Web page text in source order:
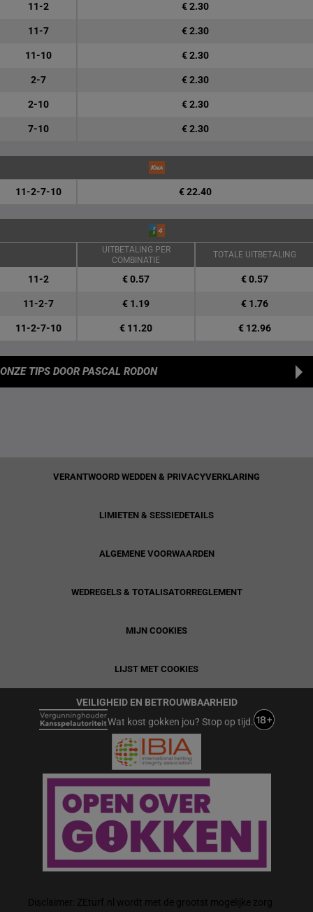
11-2 € 2.30
11-7 € 2.30
11-10 € 2.30
2-7 € 2.30
2-10 € 2.30
7-10 € 2.30
11-2-7-10 € 22.40
UITBETALING PER
COMBINATIE
TOTALE UITBETALING
11-2 € 0.57 € 0.57
11-2-7 € 1.19 € 1.76
11-2-7-10 € 11.20 € 12.96
ONZE TIPS DOOR PASCAL RODON
VERANTWOORD WEDDEN & PRIVACYVERKLARING
LIMIETEN & SESSIEDETAILS
ALGEMENE VOORWAARDEN
WEDREGELS & TOTALISATORREGLEMENT
MIJN COOKIES
LIJST MET COOKIES
VEILIGHEID EN BETROUWBAARHEID
Wat kost gokken jou? Stop op tijd.
Disclaimer: ZEturf.nl wordt met de grootst mogelijke zorg